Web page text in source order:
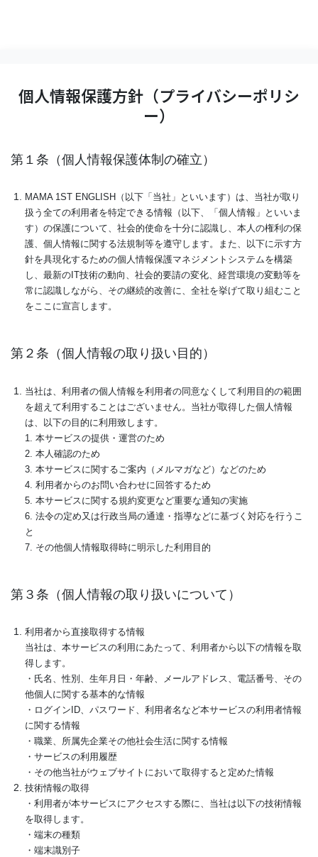
個人情報保護方針（プライバシーポリシ
ー）
第１条（個人情報保護体制の確立）
MAMA 1ST ENGLISH（以下「当社」といいます）は、当社が取り
扱う全ての利用者を特定できる情報（以下、「個人情報」といいま
す）の保護について、社会的使命を十分に認識し、本人の権利の保
護、個人情報に関する法規制等を遵守します。また、以下に示す方
針を具現化するための個人情報保護マネジメントシステムを構築
し、最新のIT技術の動向、社会的要請の変化、経営環境の変動等を
常に認識しながら、その継続的改善に、全社を挙げて取り組むこと
をここに宣言します。
第２条（個人情報の取り扱い目的）
当社は、利用者の個人情報を利用者の同意なくして利用目的の範囲
を超えて利用することはございません。当社が取得した個人情報
は、以下の目的に利用致します。
1. 本サービスの提供・運営のため
2. 本人確認のため
3. 本サービスに関するご案内（メルマガなど）などのため
4. 利用者からのお問い合わせに回答するため
5. 本サービスに関する規約変更など重要な通知の実施
6. 法令の定め又は行政当局の通達・指導などに基づく対応を行うこ
と
7. その他個人情報取得時に明示した利用目的
第３条（個人情報の取り扱いについて）
利用者から直接取得する情報
当社は、本サービスの利用にあたって、利用者から以下の情報を取
得します。
・氏名、性別、生年月日・年齢、メールアドレス、電話番号、その
他個人に関する基本的な情報
・ログインID、パスワード、利用者名など本サービスの利用者情報
に関する情報
・職業、所属先企業その他社会生活に関する情報
・サービスの利用履歴
・その他当社がウェブサイトにおいて取得すると定めた情報
技術情報の取得
・利用者が本サービスにアクセスする際に、当社は以下の技術情報
を取得します。
・端末の種類
・端末識別子